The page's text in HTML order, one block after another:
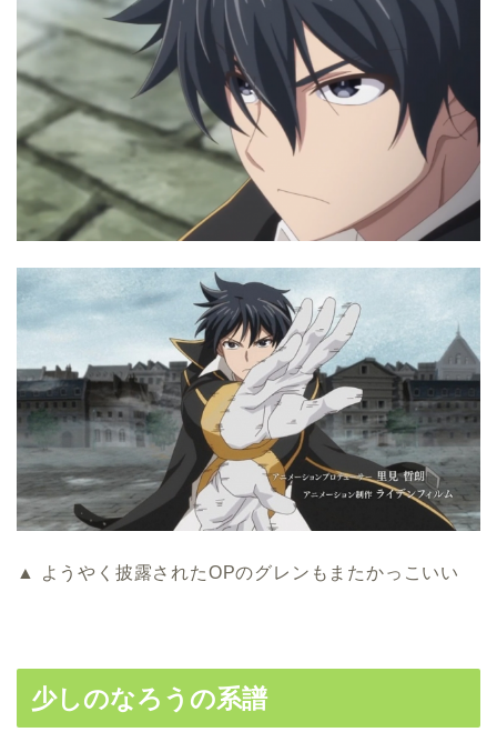
▲ ようやく披露されたOPのグレンもまたかっこいい
少しのなろうの系譜